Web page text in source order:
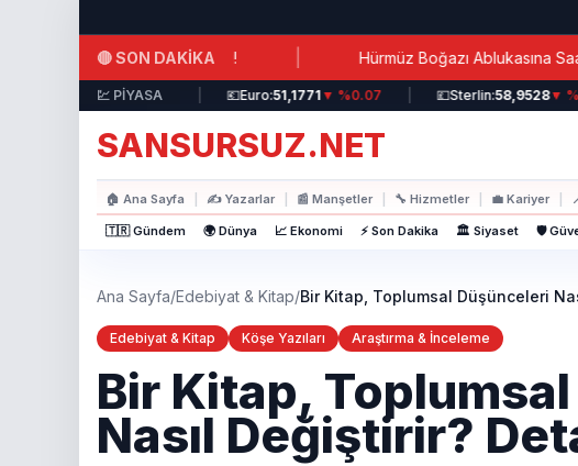
🔴 SON DAKİKA
Antifrizli Su Verildi! | Hürmüz Boğazı Ablukasına Saatler Kaldı:
💹 PİYASA
▲ %0.19 | Euro:51,1771▼ %0.07 | Sterlin:58,9528▼ %0.25
SANSURSUZ.NET
🏠 Ana Sayfa ✍️Yazarlar 📰 Manşetler 🔧 Hizmetler 💼 Kariyer
🇹🇷 Gündem 🌍 Dünya 📈 Ekonomi ⚡ Son Dakika 🏛️ Siyaset 🛡️
Ana Sayfa/Edebiyat & Kitap/Bir Kitap, Toplumsal Düşünceleri
Edebiyat & Kitap Köşe Yazıları Araştırma & İnceleme
Bir Kitap,
Nasıl Değiştirir?